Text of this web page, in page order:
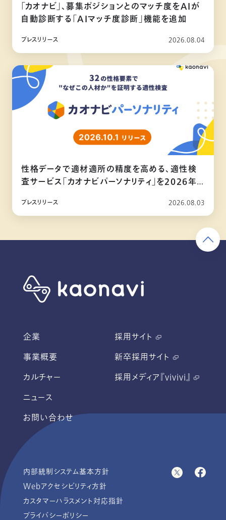
「カオナビ」、募集ポジションとのマッチ度をAIが
自動診断する「AIマッチ度診断」機能を追加
プレスリリース 2026.08.04
性格データで適材適所の精度を高める、適性検
査サービス「カオナビパーソナリティ」を2026年
プレスリリース 2026.08.03
企業
事業概要
カルチャー
ニュース
お問い合わせ
採用サイト
新卒採用サイト
採用メディア『vivivi』
内部統制システム基本方針
Webアクセシビリティ方針
カスタマーハラスメント対応指針
プライバシーポリシー